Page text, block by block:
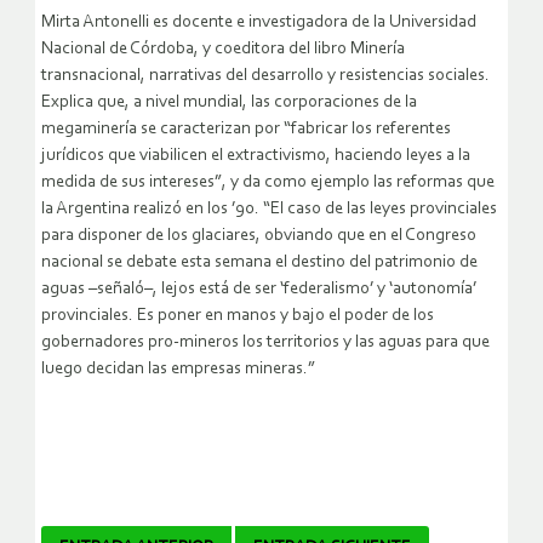
Mirta Antonelli es docente e investigadora de la Universidad
Nacional de Córdoba, y coeditora del libro Minería
transnacional, narrativas del desarrollo y resistencias sociales.
Explica que, a nivel mundial, las corporaciones de la
megaminería se caracterizan por “fabricar los referentes
jurídicos que viabilicen el extractivismo, haciendo leyes a la
medida de sus intereses”, y da como ejemplo las reformas que
la Argentina realizó en los ’90. “El caso de las leyes provinciales
para disponer de los glaciares, obviando que en el Congreso
nacional se debate esta semana el destino del patrimonio de
aguas –señaló–, lejos está de ser ‘federalismo’ y ‘autonomía’
provinciales. Es poner en manos y bajo el poder de los
gobernadores pro-mineros los territorios y las aguas para que
luego decidan las empresas mineras.”